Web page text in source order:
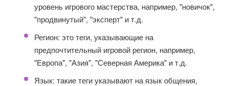
уровень игрового мастерства, например, "новичок",
"продвинутый", "эксперт" и т.д.
Регион: это теги, указывающие на
предпочтительный игровой регион, например,
"Европа", "Азия", "Северная Америка" и т.д.
Язык: такие теги указывают на язык общения,